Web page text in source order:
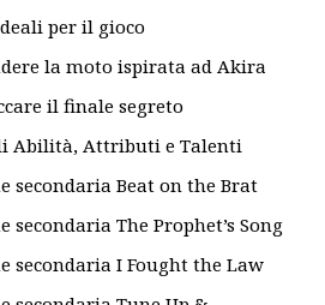
per il gioco
la moto ispirata ad Akira
il finale segreto
Abilità, Attributi e Talenti
secondaria Beat on the Brat
secondaria The Prophet’s Song
secondaria I Fought the Law